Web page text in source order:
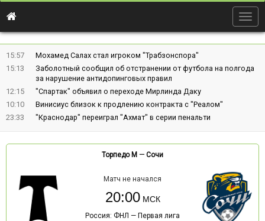
15:57
Мохамед Салах стал игроком "Трабзонспора"
15:13
Заболотный сообщил об отстранении от футбола на полгода
за нарушение антидопинговых правил
12:15
"Спартак" объявил о переходе Мирлинда Даку
10:10
Винисиус близок к продлению контракта с "Реалом"
23:33
"Краснодар" переиграл "Ахмат" в серии пенальти
Торпедо М — Сочи
Матч не начался
20:00
Россия: ФНЛ — Первая лига